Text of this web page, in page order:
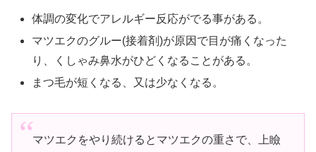
体調の変化でアレルギー反応がでる事がある。
マツエクのグルー(接着剤)が原因で目が痛くなった
り、くしゃみ鼻水がひどくなることがある。
まつ毛が短くなる、又は少なくなる。
マツエクをやり続けるとマツエクの重さで、上瞼